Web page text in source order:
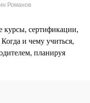
Романов
курсы, сертификации,
и чему учиться,
планируя